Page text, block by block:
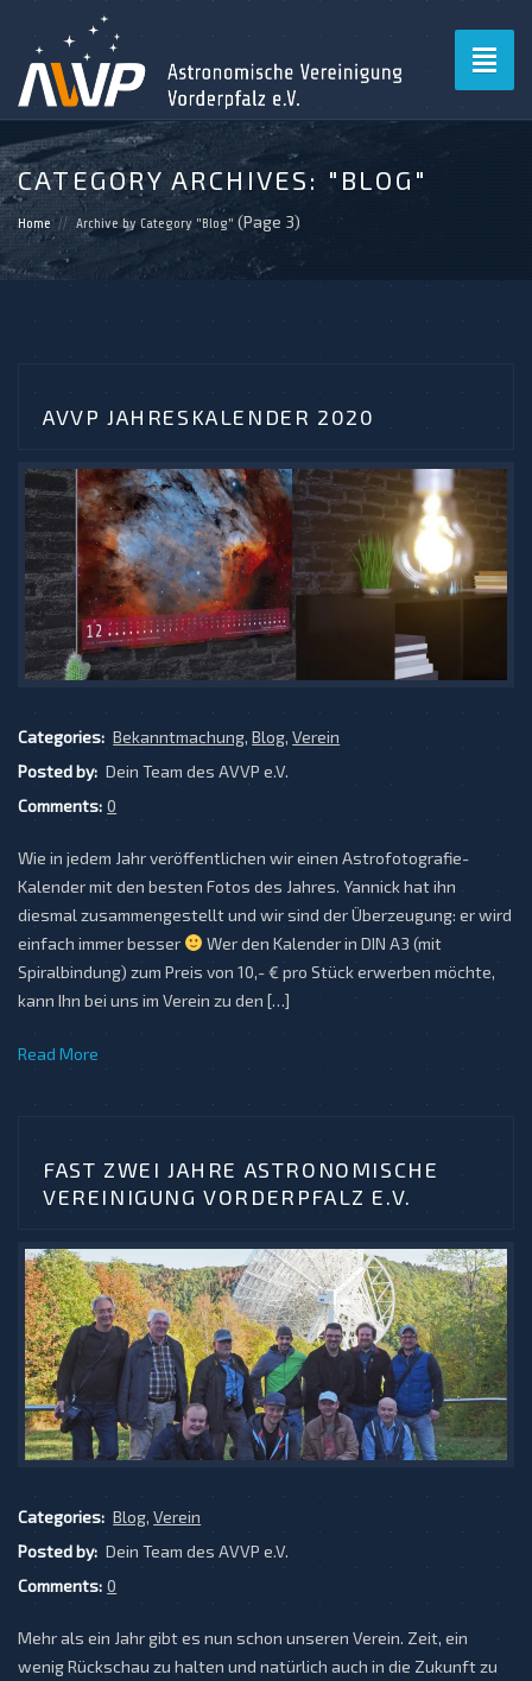
CATEGORY ARCHIVES: "BLOG"
Home Archive by Category "Blog" (Page 3)
AVVP JAHRESKALENDER 2020
Categories: Bekanntmachung,Blog,Verein
Posted by: Dein Team des AVVP e.V.
Comments: 0
Wie in jedem Jahr veröffentlichen wir einen Astrofotografie-
Kalender mit den besten Fotos des Jahres. Yannick hat ihn
diesmal zusammengestellt und wir sind der Überzeugung: er wird
einfach immer besser
Wer den Kalender in DIN A3 (mit
Spiralbindung) zum Preis von 10,- € pro Stück erwerben möchte,
kann Ihn bei uns im Verein zu den […]
Read More
FAST ZWEI JAHRE ASTRONOMISCHE
VEREINIGUNG VORDERPFALZ E.V.
Categories: Blog,Verein
Posted by: Dein Team des AVVP e.V.
Comments: 0
Mehr als ein Jahr gibt es nun schon unseren Verein. Zeit, ein
wenig Rückschau zu halten und natürlich auch in die Zukunft zu